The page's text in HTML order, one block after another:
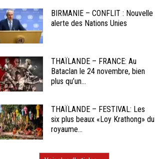
BIRMANIE – CONFLIT : Nouvelle
alerte des Nations Unies
THAÏLANDE – FRANCE: Au
Bataclan le 24 novembre, bien
plus qu’un...
THAÏLANDE – FESTIVAL: Les
six plus beaux «Loy Krathong» du
royaume...